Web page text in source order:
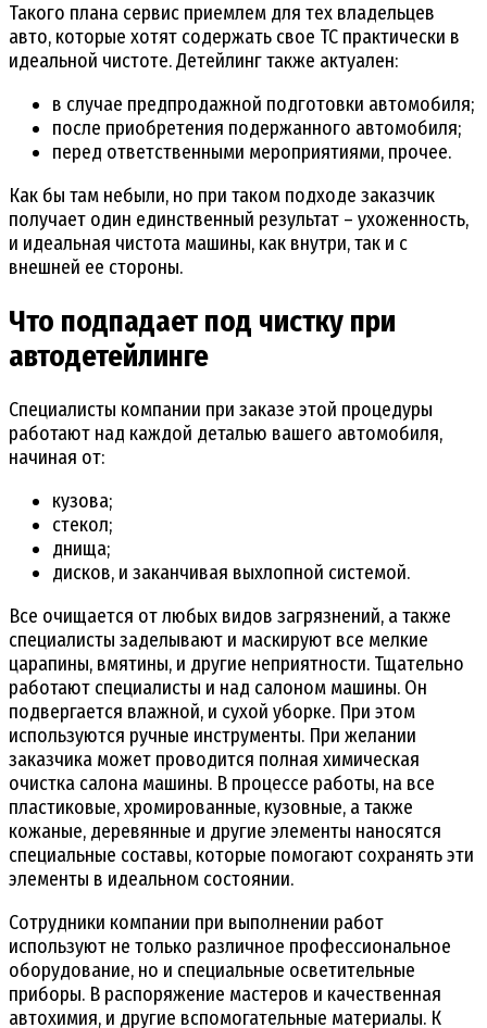
Такого плана сервис приемлем для тех владельцев
авто, которые хотят содержать свое ТС практически в
идеальной чистоте. Детейлинг также актуален:
в случае предпродажной подготовки автомобиля;
после приобретения подержанного автомобиля;
перед ответственными мероприятиями, прочее.
Как бы там небыли, но при таком подходе заказчик
получает один единственный результат – ухоженность,
и идеальная чистота машины, как внутри, так и с
внешней ее стороны.
Что подпадает под чистку при
автодетейлинге
Специалисты компании при заказе этой процедуры
работают над каждой деталью вашего автомобиля,
начиная от:
кузова;
стекол;
днища;
дисков, и заканчивая выхлопной системой.
Все очищается от любых видов загрязнений, а также
специалисты заделывают и маскируют все мелкие
царапины, вмятины, и другие неприятности. Тщательно
работают специалисты и над салоном машины. Он
подвергается влажной, и сухой уборке. При этом
используются ручные инструменты. При желании
заказчика может проводится полная химическая
очистка салона машины. В процессе работы, на все
пластиковые, хромированные, кузовные, а также
кожаные, деревянные и другие элементы наносятся
специальные составы, которые помогают сохранять эти
элементы в идеальном состоянии.
Сотрудники компании при выполнении работ
используют не только различное профессиональное
оборудование, но и специальные осветительные
приборы. В распоряжение мастеров и качественная
автохимия, и другие вспомогательные материалы. К